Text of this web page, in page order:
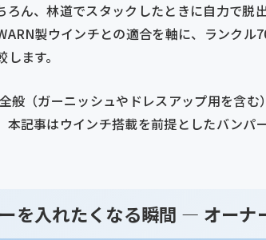
ろん、林道でスタックしたときに自力で脱
製ウインチとの適合を軸に、ランク
ます。
般（ガーニッシュやドレスアップ用を含む
記事はウインチ搭載を前提としたバンパ
を入れたくなる瞬間 — オーナ